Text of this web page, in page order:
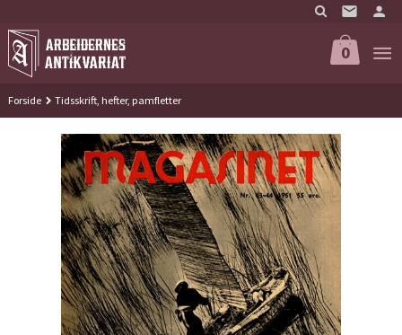
til
innholdet
0
Forside Tidsskrift, hefter, pamfletter